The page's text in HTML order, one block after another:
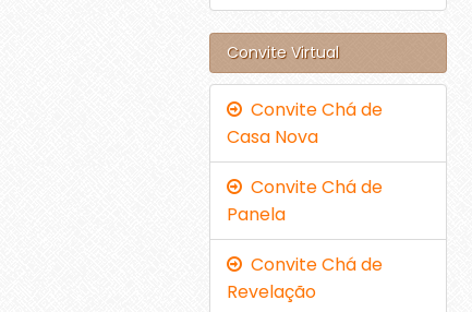
Convite Virtual
Convite Chá de
Casa Nova
Convite Chá de
Panela
Convite Chá de
Revelação